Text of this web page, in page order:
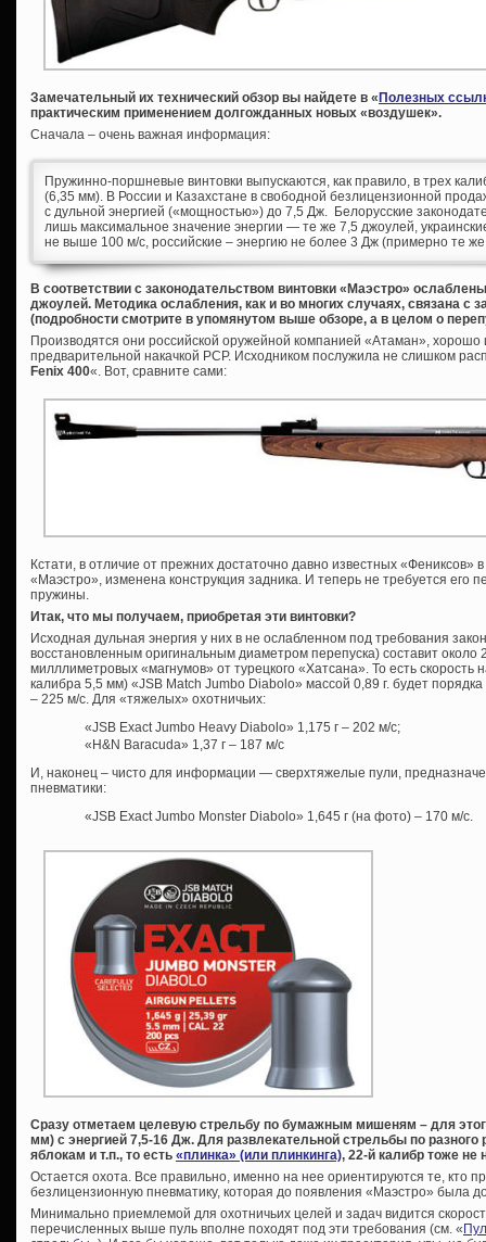
Замечательный их технический обзор вы найдете в «Полезных
практическим применением долгожданных новых «воздушек».
Сначала – очень важная информация:
Пружинно-поршневые винтовки выпускаются, как правило, в трех
(6,35 мм). В России и Казахстане в свободной безлицензионной
с дульной энергией («мощностью») до 7,5 Дж. Белорусские
лишь максимальное значение энергии — те же 7,5 джоулей,
не выше 100 м/с, российские – энергию не более 3 Дж (примерно те
В соответствии с законодательством винтовки «Маэстро»
джоулей. Методика ослабления, как и во многих случаях, связана с
(подробности смотрите в упомянутом выше обзоре, а в целом о
Производятся они российской оружейной компанией «Атаман»,
предварительной накачкой PCP. Исходником послужила не слишком
Fenix 400«. Вот, сравните сами:
Кстати, в отличие от прежних достаточно давно известных «Фениксов»
«Маэстро», изменена конструкция задника. И теперь не требуется его
пружины.
Итак, что мы получаем, приобретая эти винтовки?
Исходная дульная энергия у них в не ослабленном под требования
восстановленным оригинальным диаметром перепуска) составит
милллиметровых «магнумов» от турецкого «Хатсана». То есть скорость
калибра 5,5 мм) «JSB Match Jumbo Diabolo» массой 0,89 г. будет
– 225 м/с. Для «тяжелых» охотничьих:
«JSB Exact Jumbo Heavy Diabolo» 1,175 г – 202 м/с;
«H&N Baracuda» 1,37 г – 187 м/с
И, наконец – чисто для информации — сверхтяжелые пули,
пневматики:
«JSB Exact Jumbo Monster Diabolo» 1,645 г (на фото) – 170 м/с.
Сразу отметаем целевую стрельбу по бумажным мишеням – для
мм) с энергией 7,5-16 Дж. Для развлекательной стрельбы по
яблокам и т.п., то есть «плинка» (или плинкинга), 22-й калибр тоже не
Остается охота. Все правильно, именно на нее ориентируются те, кто
безлицензионную пневматику, которая до появления «Маэстро» была
Минимально приемлемой для охотничьих целей и задач видится
перечисленных выше пуль вполне походят под эти требования (см. «